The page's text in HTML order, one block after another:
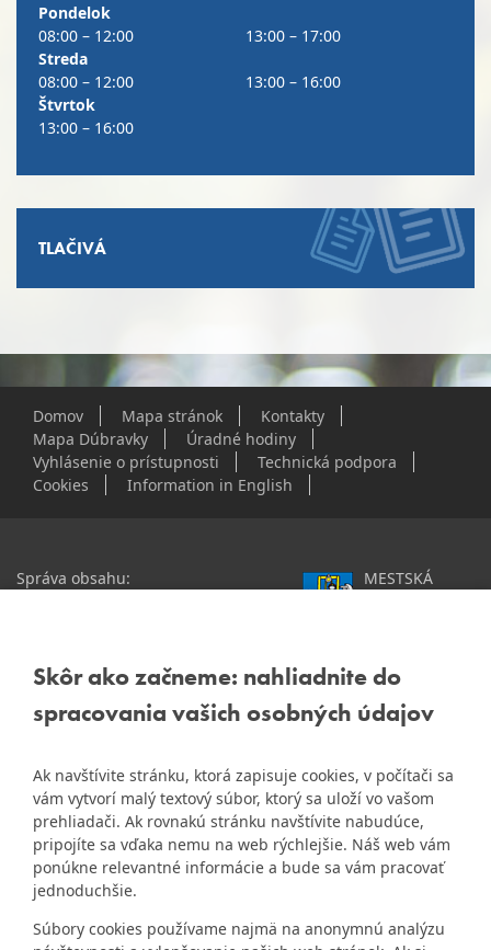
Skôr ako začneme: nahliadnite do
spracovania vašich osobných údajov
Ak navštívite stránku, ktorá zapisuje cookies, v počítači sa
vám vytvorí malý textový súbor, ktorý sa uloží vo vašom
prehliadači. Ak rovnakú stránku navštívite nabudúce,
pripojíte sa vďaka nemu na web rýchlejšie. Náš web vám
ponúkne relevantné informácie a bude sa vám pracovať
jednoduchšie.
Súbory cookies používame najmä na anonymnú analýzu
Pondelok
08:00 – 12:00
13:00 – 17:00
Streda
08:00 – 12:00
13:00 – 16:00
Štvrtok
13:00 – 16:00
TLAČIVÁ
Domov Mapa stránok
Kontakty
Mapa Dúbravky
Úradné hodiny
Vyhlásenie o prístupnosti
Technická podpora
Cookies
Information in English
Správa obsahu:
Staršie informácie a dokumenty
starej stránke Dúbravky
Naša mestská časť získala 3.
miesto v súťažiZlatyErb.sk
o
najlepšiu internetovú stránku
samospráv za rok 2020
MESTSKÁ
Žatevná 2, 844 02
IČO: 00603406
DIČ: 2020919120
IČ DPH: Nie sme platca
DPH
Bankové spojenie:
a.s., Mlynské nivy 1, 829 90